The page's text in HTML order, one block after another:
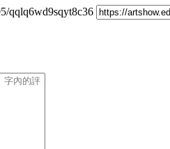
qqlq6wd9sqyt8c36